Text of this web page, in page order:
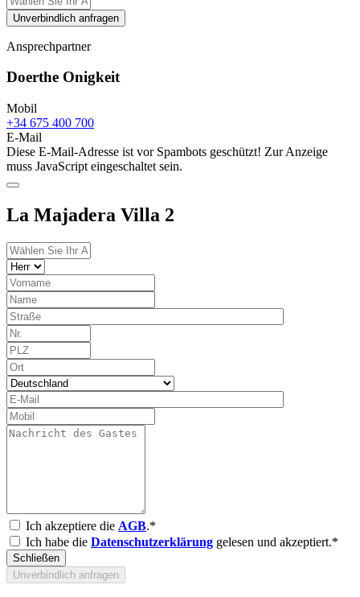
Unverbindlich anfragen
Ansprechpartner
Doerthe Onigkeit
Mobil
+34 675 400 700
E-Mail
Diese E-Mail-Adresse ist vor Spambots geschützt! Zur Anzeige
muss JavaScript eingeschaltet sein.
La Majadera Villa 2
Ich akzeptiere die AGB.*
Ich habe die Datenschutzerklärung gelesen und akzeptiert.*
Schließen
Unverbindlich anfragen